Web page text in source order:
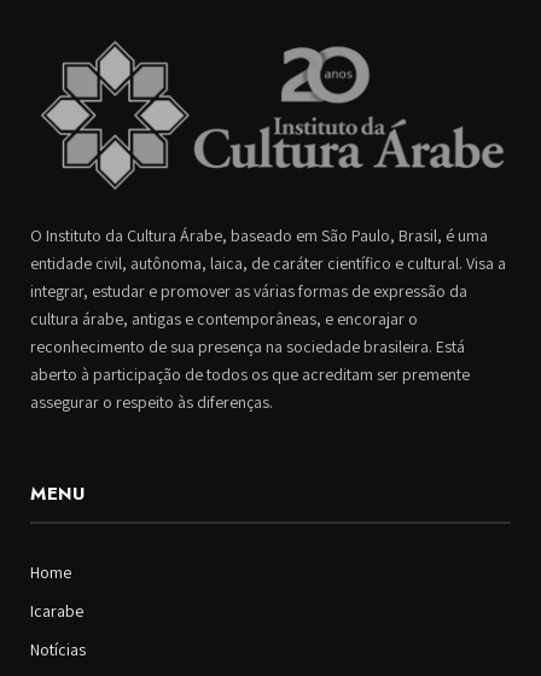
O Instituto da Cultura Árabe, baseado em São Paulo, Brasil, é uma
entidade civil, autônoma, laica, de caráter científico e cultural. Visa a
integrar, estudar e promover as várias formas de expressão da
cultura árabe, antigas e contemporâneas, e encorajar o
reconhecimento de sua presença na sociedade brasileira. Está
aberto à participação de todos os que acreditam ser premente
assegurar o respeito às diferenças.
MENU
Home
Icarabe
Notícias